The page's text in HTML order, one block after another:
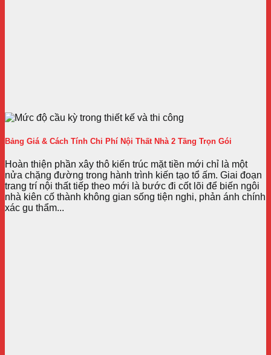
Bảng Giá & Cách Tính Chi Phí Nội Thất Nhà 2 Tầng Trọn Gói
Hoàn thiện phần xây thô kiến trúc mặt tiền mới chỉ là một
nửa chặng đường trong hành trình kiến tạo tổ ấm. Giai đoạn
trang trí nội thất tiếp theo mới là bước đi cốt lõi để biến ngôi
nhà kiên cố thành không gian sống tiện nghi, phản ánh chính
xác gu thẩm...